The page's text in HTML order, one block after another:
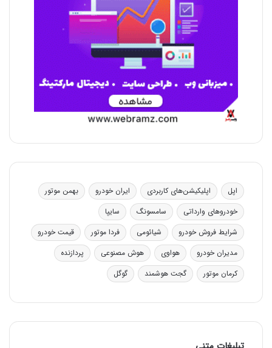
اپل اپلیکیشن‌های کاربردی ایران خودرو
بهمن موتور
خودروهای وارداتی
سامسونگ
سایپا
شرایط فروش خودرو
شیائومی فردا موتور
قیمت خودرو
مدیران خودرو
هواوی هوش مصنوعی
پردازنده
کرمان موتور
گجت هوشمند گوگل